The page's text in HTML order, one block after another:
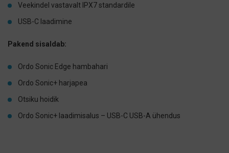
Veekindel vastavalt IPX7 standardile
USB-C laadimine
Pakend sisaldab:
Ordo Sonic Edge hambahari
Ordo Sonic+ harjapea
Otsiku hoidik
Ordo Sonic+ laadimisalus – USB-C USB-A ühendus